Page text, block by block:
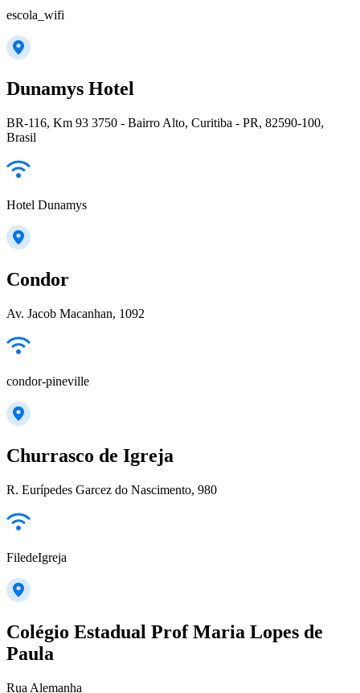
escola_wifi
Dunamys Hotel
BR-116, Km 93 3750 - Bairro Alto, Curitiba - PR, 82590-100,
Brasil
Hotel Dunamys
Condor
Av. Jacob Macanhan, 1092
condor-pineville
Churrasco de Igreja
R. Eurípedes Garcez do Nascimento, 980
FiledeIgreja
Colégio Estadual Prof Maria Lopes de
Paula
Rua Alemanha